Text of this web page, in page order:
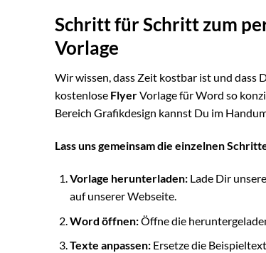
Schritt für Schritt zum
Vorlage
Wir wissen, dass Zeit kostbar ist und dass
kostenlose FlyerVorlage für Word so
Bereich Grafikdesign kannst Du im
Lass uns gemeinsam die einzelnen
Vorlage herunterladen:Lade Dir
auf unserer Webseite.
Word öffnen:Öffne die
Texte anpassen:Ersetze die